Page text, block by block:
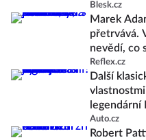
Blesk.cz
Marek
přetrvává.
nevědí, co
Reflex.cz
Další
legendární
Auto.cz
Robert